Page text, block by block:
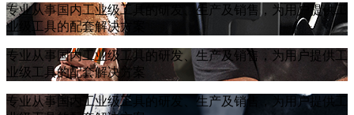
专业从事国内工业级工具的研发、生产及销售，为用户提供工
业级工具的配套解决方案
专业从事国内工业级工具的研发、生产及销售，为用户提供工
业级工具的配套解决方案
专业从事国内工业级工具的研发、生产及销售，为用户提供工